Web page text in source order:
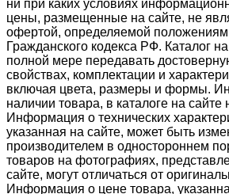
ни при каких условиях
цены, размещенные на сайте, не
офертой, определяемой
Гражданского кодекса РФ. Каталог
полной мере передавать
свойствах, комплектации и
включая цвета, размеры и формы.
наличии товара, в каталоге на сайте
Информация о технических
указанная на сайте, может быть
производителем в одностороннем
товаров на фотографиях,
сайте, могут отличаться от
Информация о цене товара,